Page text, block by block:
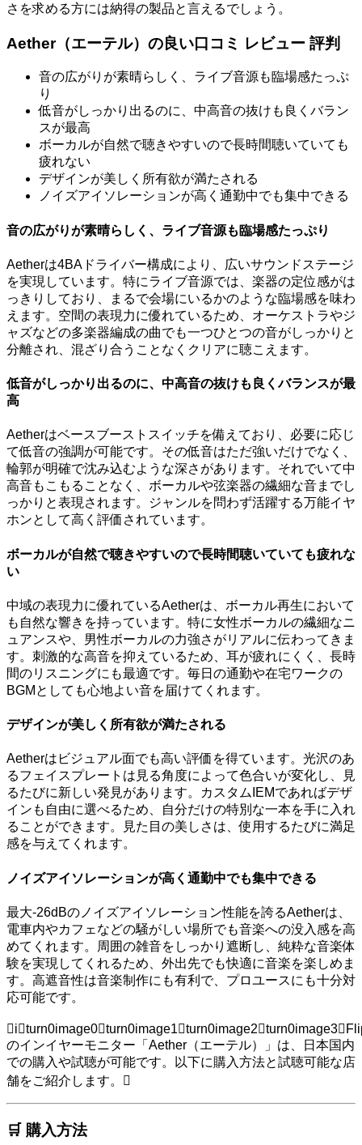
さを求める方には納得の製品と言えるでしょう。
Aether（エーテル）の良い口コミ レビュー 評判
音の広がりが素晴らしく、ライブ音源も臨場感たっぷ
り
低音がしっかり出るのに、中高音の抜けも良くバラン
スが最高
ボーカルが自然で聴きやすいので長時間聴いていても
疲れない
デザインが美しく所有欲が満たされる
ノイズアイソレーションが高く通勤中でも集中できる
音の広がりが素晴らしく、ライブ音源も臨場感たっぷり
Aetherは4BAドライバー構成により、広いサウンドステージ
を実現しています。特にライブ音源では、楽器の定位感がは
っきりしており、まるで会場にいるかのような臨場感を味わ
えます。空間の表現力に優れているため、オーケストラやジ
ャズなどの多楽器編成の曲でも一つひとつの音がしっかりと
分離され、混ざり合うことなくクリアに聴こえます。
低音がしっかり出るのに、中高音の抜けも良くバランスが最
高
Aetherはベースブーストスイッチを備えており、必要に応じ
て低音の強調が可能です。その低音はただ強いだけでなく、
輪郭が明確で沈み込むような深さがあります。それでいて中
高音もこもることなく、ボーカルや弦楽器の繊細な音までし
っかりと表現されます。ジャンルを問わず活躍する万能イヤ
ホンとして高く評価されています。
ボーカルが自然で聴きやすいので長時間聴いていても疲れな
い
中域の表現力に優れているAetherは、ボーカル再生において
も自然な響きを持っています。特に女性ボーカルの繊細なニ
ュアンスや、男性ボーカルの力強さがリアルに伝わってきま
す。刺激的な高音を抑えているため、耳が疲れにくく、長時
間のリスニングにも最適です。毎日の通勤や在宅ワークの
BGMとしても心地よい音を届けてくれます。
デザインが美しく所有欲が満たされる
Aetherはビジュアル面でも高い評価を得ています。光沢のあ
るフェイスプレートは見る角度によって色合いが変化し、見
るたびに新しい発見があります。カスタムIEMであればデザ
インも自由に選べるため、自分だけの特別な一本を手に入れ
ることができます。見た目の美しさは、使用するたびに満足
感を与えてくれます。
ノイズアイソレーションが高く通勤中でも集中できる
最大-26dBのノイズアイソレーション性能を誇るAetherは、
電車内やカフェなどの騒がしい場所でも音楽への没入感を高
めてくれます。周囲の雑音をしっかり遮断し、純粋な音楽体
験を実現してくれるため、外出先でも快適に音楽を楽しめま
す。高遮音性は音楽制作にも有利で、プロユースにも十分対
応可能です。
のインイヤーモニター「Aether（エーテル）」は、日本国内
での購入や試聴が可能です。以下に購入方法と試聴可能な店
舗をご紹介します。
🛒 購入方法